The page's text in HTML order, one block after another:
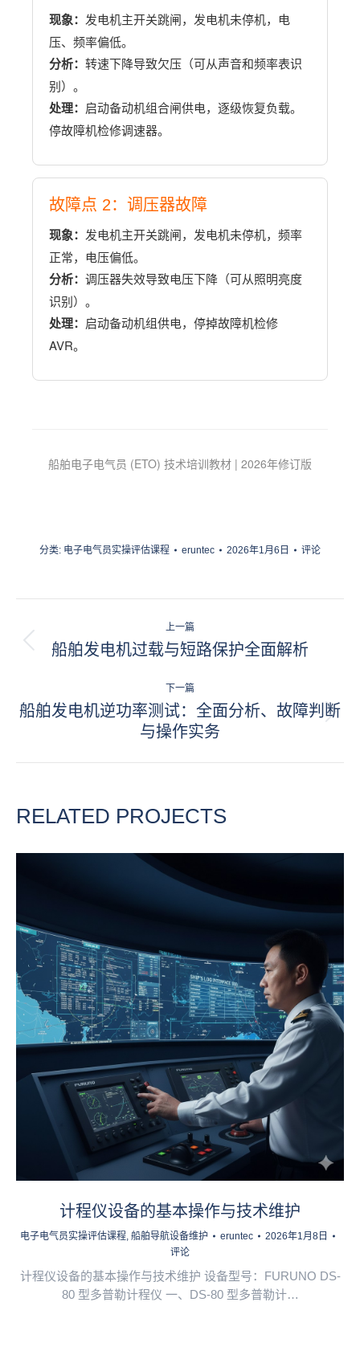
现象： 发电机主开关跳闸，发电机未停机，电
压、频率偏低。
分析： 转速下降导致欠压（可从声音和频率表识
别）。
处理： 启动备动机组合闸供电，逐级恢复负载。
停故障机检修调速器。
故障点 2：调压器故障
现象： 发电机主开关跳闸，发电机未停机，频率
正常，电压偏低。
分析： 调压器失效导致电压下降（可从照明亮度
识别）。
处理： 启动备动机组供电，停掉故障机检修
AVR。
船舶电子电气员 (ETO) 技术培训教材 | 2026年修订版
分类: 电子电气员实操评估课程 eruntec 2026年1月6日 评论
目
航
上一篇
上
项
目：
船舶发电机过载与短路保护全面解析
下一篇
下
一
船舶发电机逆功率测试：全面分析、故障判断
与操作实务
RELATED PROJECTS
计程仪设备的基本操作与技术维护
电子电气员实操评估课程, 船舶导航设备维护 eruntec
2026年1月8日
评论
计程仪设备的基本操作与技术维护 设备型号：FURUNO DS-
80 型多普勒计程仪 一、DS-80 型多普勒计…